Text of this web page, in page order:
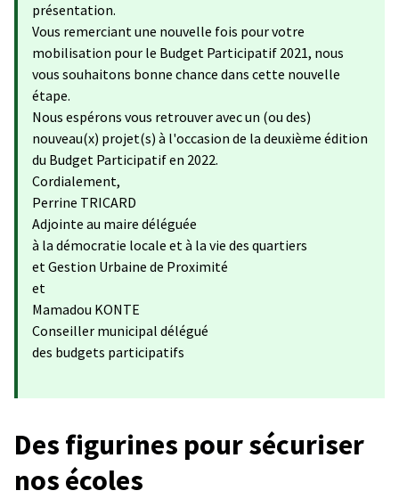
présentation.
Vous remerciant une nouvelle fois pour votre
mobilisation pour le Budget Participatif 2021, nous
vous souhaitons bonne chance dans cette nouvelle
étape.
Nous espérons vous retrouver avec un (ou des)
nouveau(x) projet(s) à l'occasion de la deuxième édition
du Budget Participatif en 2022.
Cordialement,
Perrine TRICARD
Adjointe au maire déléguée
à la démocratie locale et à la vie des quartiers
et Gestion Urbaine de Proximité
et
Mamadou KONTE
Conseiller municipal délégué
des budgets participatifs
Des figurines pour sécuriser
nos écoles